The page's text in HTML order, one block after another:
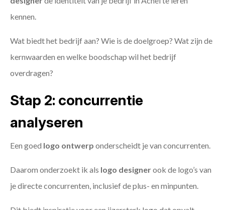
kennen.
Wat biedt het bedrijf aan? Wie is de doelgroep? Wat zijn de
kernwaarden en welke boodschap wil het bedrijf
overdragen?
Stap 2: concurrentie
analyseren
Een goed logo ontwerp onderscheidt je van concurrenten.
Daarom onderzoekt ik als logo designerook de logo’s van
je directe concurrenten, inclusief de plus- en minpunten.